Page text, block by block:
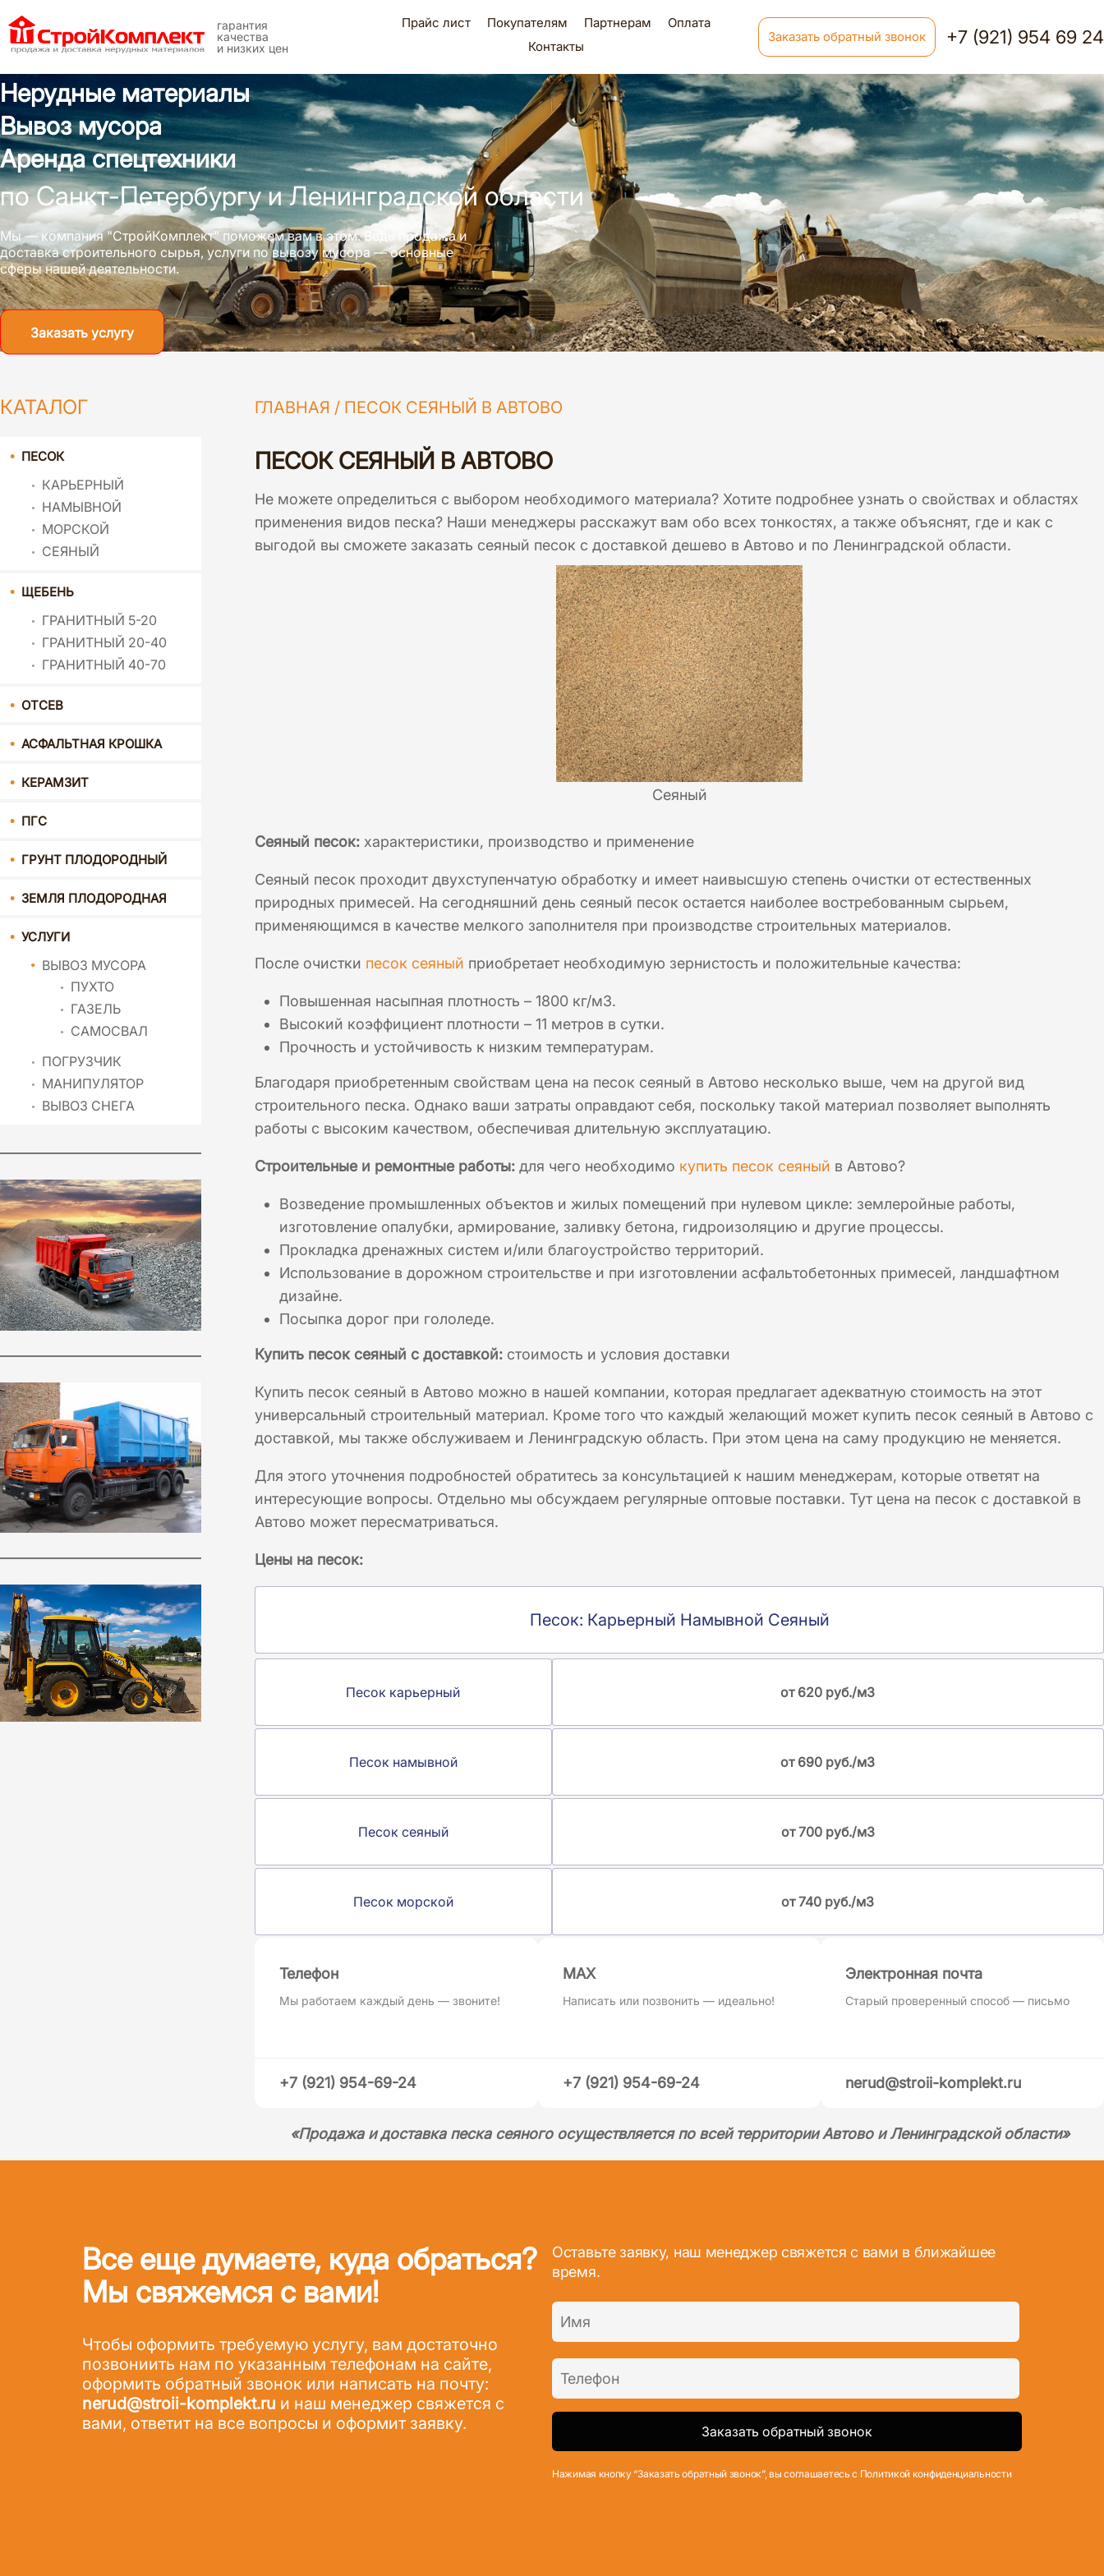
гарантия
качества
и низких цен
Прайс лист Покупателям Партнерам
Оплата
Контакты
Заказать обратный звонок +7 (921) 954 69 24
Нерудные материалы
Вывоз мусора
Аренда спецтехники
по Санкт-Петербургу и Ленинградской области
Мы — компания "СтройКомплект" поможем вам в этом. Ведь продажа и
доставка строительного сырья, услуги по вывозу мусора — основные
сферы нашей деятельности.
Заказать услугу
ГЛАВНАЯ / ПЕСОК СЕЯНЫЙ В АВТОВО
ПЕСОК СЕЯНЫЙ В АВТОВО
Не можете определиться с выбором необходимого материала? Хотите подробнее узнать о свойствах и областях
применения видов песка? Наши менеджеры расскажут вам обо всех тонкостях, а также объяснят, где и как с
выгодой вы сможете заказать сеяный песок с доставкой дешево в Автово и по Ленинградской области.
Сеяный
Сеяный песок: характеристики, производство и применение
Сеяный песок проходит двухступенчатую обработку и имеет наивысшую степень очистки от естественных
природных примесей. На сегодняшний день сеяный песок остается наиболее востребованным сырьем,
применяющимся в качестве мелкого заполнителя при производстве строительных материалов.
После очистки песок сеяный приобретает необходимую зернистость и положительные качества:
Повышенная насыпная плотность – 1800 кг/м3.
Высокий коэффициент плотности – 11 метров в сутки.
Прочность и устойчивость к низким температурам.
Благодаря приобретенным свойствам цена на песок сеяный в Автово несколько выше, чем на другой вид
строительного песка. Однако ваши затраты оправдают себя, поскольку такой материал позволяет выполнять
работы с высоким качеством, обеспечивая длительную эксплуатацию.
Строительные и ремонтные работы: для чего необходимо купить песок сеяный в Автово?
Возведение промышленных объектов и жилых помещений при нулевом цикле: землеройные работы,
изготовление опалубки, армирование, заливку бетона, гидроизоляцию и другие процессы.
Прокладка дренажных систем и/или благоустройство территорий.
Использование в дорожном строительстве и при изготовлении асфальтобетонных примесей, ландшафтном
дизайне.
Посыпка дорог при гололеде.
Купить песок сеяный с доставкой: стоимость и условия доставки
Купить песок сеяный в Автово можно в нашей компании, которая предлагает адекватную стоимость на этот
универсальный строительный материал. Кроме того что каждый желающий может купить песок сеяный в Автово с
доставкой, мы также обслуживаем и Ленинградскую область. При этом цена на саму продукцию не меняется.
Для этого уточнения подробностей обратитесь за консультацией к нашим менеджерам, которые ответят на
интересующие вопросы. Отдельно мы обсуждаем регулярные оптовые поставки. Тут цена на песок с доставкой в
Автово может пересматриваться.
Цены на песок:
Песок: Карьерный Намывной Сеяный
Песок карьерный
Песок намывной
Песок сеяный
Песок морской
от 620 руб./м3
от 690 руб./м3
от 700 руб./м3
от 740 руб./м3
Телефон
Мы работаем каждый день — звоните!
+7 (921) 954-69-24
MAХ
Написать или позвонить — идеально!
+7 (921) 954-69-24
Электронная почта
Старый проверенный способ — письмо
nerud@stroii-komplekt.ru
«Продажа и доставка песка сеяного осуществляется по всей территории Автово и Ленинградской области»
КАТАЛОГ
ПЕСОК
КАРЬЕРНЫЙ
НАМЫВНОЙ
МОРСКОЙ
СЕЯНЫЙ
ЩЕБЕНЬ
ГРАНИТНЫЙ 5-20
ГРАНИТНЫЙ 20-40
ГРАНИТНЫЙ 40-70
ОТСЕВ
АСФАЛЬТНАЯ КРОШКА
КЕРАМЗИТ
ПГС
ГРУНТ ПЛОДОРОДНЫЙ
ЗЕМЛЯ ПЛОДОРОДНАЯ
УСЛУГИ
ВЫВОЗ МУСОРА
ПУХТО
ГАЗЕЛЬ
САМОСВАЛ
ПОГРУЗЧИК
МАНИПУЛЯТОР
ВЫВОЗ СНЕГА
Все еще думаете, куда обраться?
Мы свяжемся с вами!
Чтобы оформить требуемую услугу, вам достаточно
позвониить нам по указанным телефонам на сайте,
оформить обратный звонок или написать на почту:
nerud@stroii-komplekt.ru и наш менеджер свяжется с
вами, ответит на все вопросы и оформит заявку.
Оставьте заявку, наш менеджер свяжется с вами в ближайшее
время.
Нажимая кнопку “Заказать обратный звонок”, вы соглашаетесь с Политикой конфиденциальности